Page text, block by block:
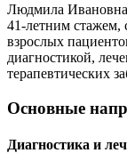
Людмила
41-летним стажем,
взрослых
диагностикой,
терапевтических
Основные
Диагностика и